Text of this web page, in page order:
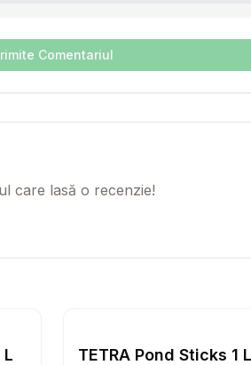
Comentariul
care lasă o recenzie!
TETRA Pond Sticks 1